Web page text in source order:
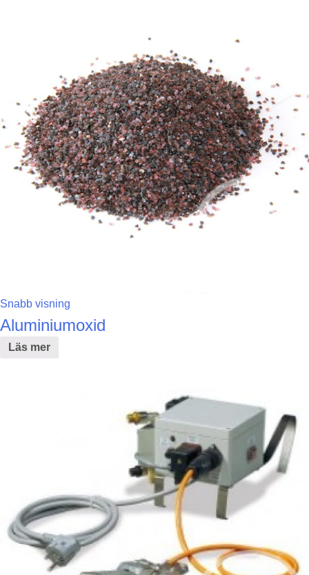
Snabb visning
Aluminiumoxid
Läs mer